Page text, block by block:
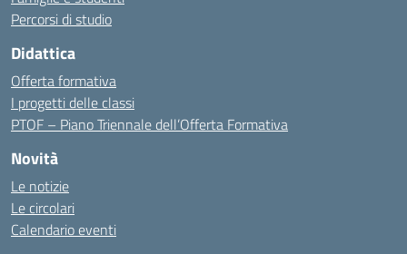
Percorsi di studio
Didattica
Offerta formativa
I progetti delle classi
PTOF – Piano Triennale dell’Offerta Formativa
Novità
Le notizie
Le circolari
Calendario eventi